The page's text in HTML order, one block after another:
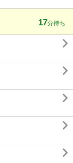
17分待ち




